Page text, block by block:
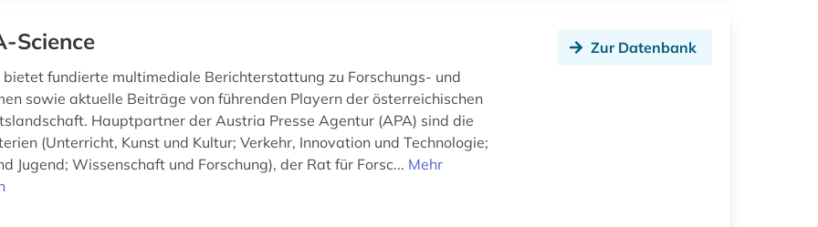
Science
bietet fundierte multimediale Berichterstattung zu Forschungs- und
sowie aktuelle Beiträge von führenden Playern der österreichischen
Hauptpartner der Austria Presse Agentur (APA) sind die
(Unterricht, Kunst und Kultur; Verkehr, Innovation und Technologie;
Jugend; Wissenschaft und Forschung), der Rat für Forsc... Mehr
Zur Datenbank